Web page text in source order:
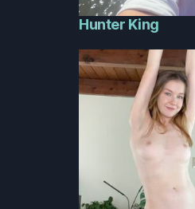
Hunter King